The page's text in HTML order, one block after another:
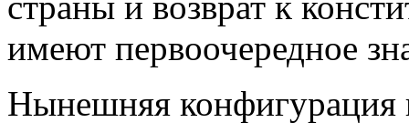
имеют первоочередное
Нынешняя конфигурация